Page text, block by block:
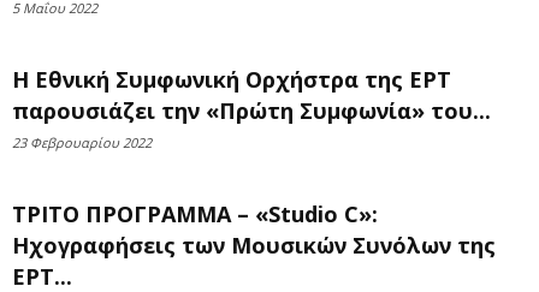
5 Μαΐου 2022
Η Εθνική Συμφωνική Ορχήστρα της ΕΡΤ
παρουσιάζει την «Πρώτη Συμφωνία» του...
23 Φεβρουαρίου 2022
ΤΡΙΤΟ ΠΡΟΓΡΑΜΜΑ – «Studio C»:
Ηχογραφήσεις των Μουσικών Συνόλων της
ΕΡΤ...